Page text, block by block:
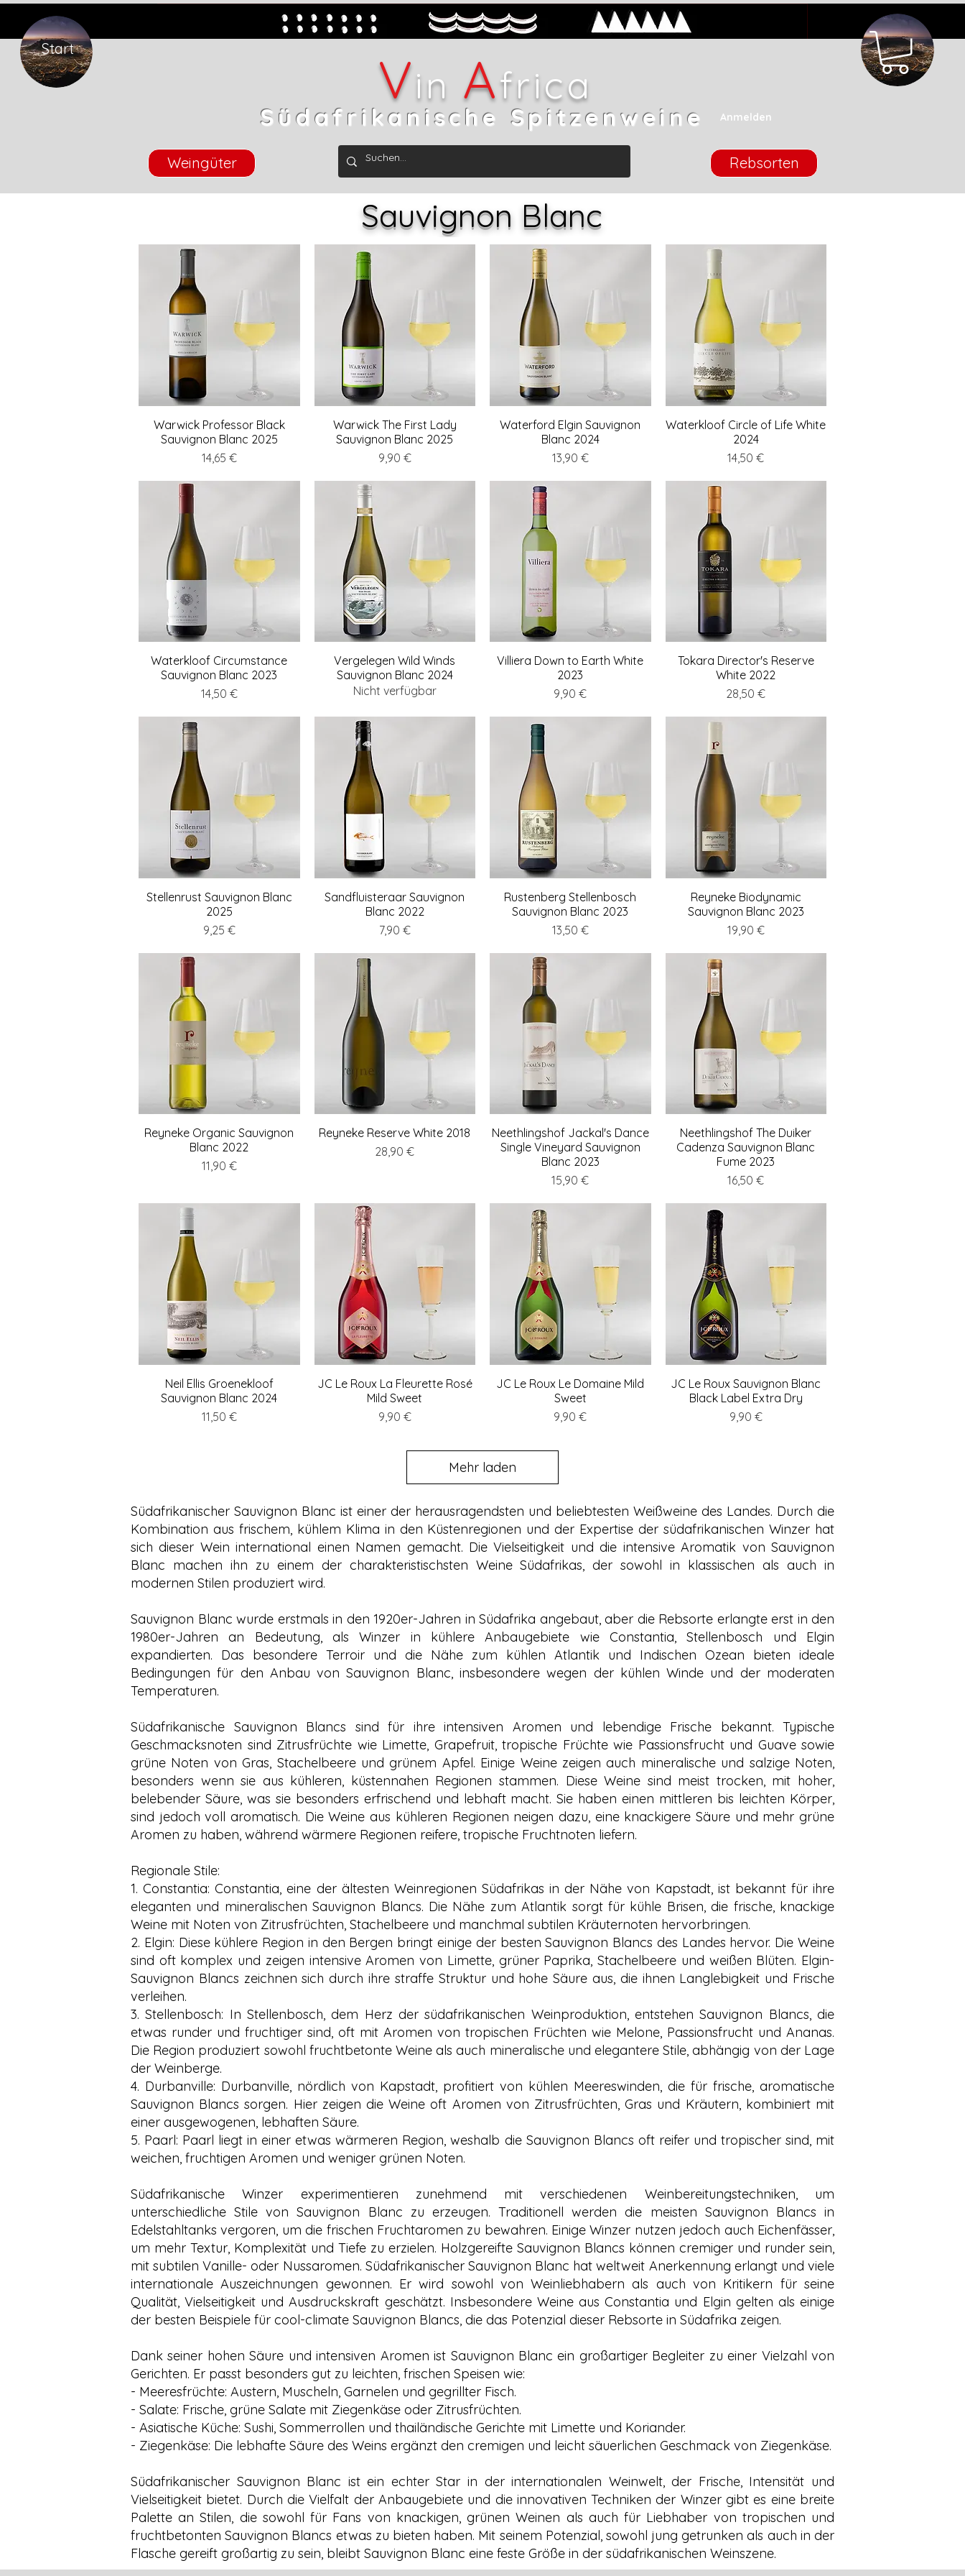
Start
Weingüter
Vin Africa
Südafrikanische Spitzenweine Anmelden
Rebsorten
Sauvignon Blanc
Schnellansicht
Warwick Professor Black
Sauvignon Blanc 2025
Preis
14,65 €
Schnellansicht
Warwick The First Lady
Sauvignon Blanc 2025
Preis
9,90 €
Schnellansicht
Waterford Elgin Sauvignon
Blanc 2024
Preis
13,90 €
Schnellansicht
Waterkloof Circle of Life White
2024
Preis
14,50 €
Schnellansicht
Waterkloof Circumstance
Sauvignon Blanc 2023
Preis
14,50 €
Schnellansicht
Vergelegen Wild Winds
Sauvignon Blanc 2024
Nicht verfügbar
Schnellansicht
Villiera Down to Earth White
2023
Preis
9,90 €
Schnellansicht
Tokara Director's Reserve
White 2022
Preis
28,50 €
Schnellansicht
Stellenrust Sauvignon Blanc
2025
Preis
9,25 €
Schnellansicht
Sandfluisteraar Sauvignon
Blanc 2022
Preis
7,90 €
Schnellansicht
Rustenberg Stellenbosch
Sauvignon Blanc 2023
Preis
13,50 €
Schnellansicht
Reyneke Biodynamic
Sauvignon Blanc 2023
Preis
19,90 €
Schnellansicht
Reyneke Organic Sauvignon
Blanc 2022
Preis
11,90 €
Schnellansicht
Reyneke Reserve White 2018
Preis
28,90 €
Schnellansicht
Neethlingshof Jackal's Dance
Single Vineyard Sauvignon
Blanc 2023
Preis
15,90 €
Schnellansicht
Neethlingshof The Duiker
Cadenza Sauvignon Blanc
Fume 2023
Preis
16,50 €
Schnellansicht
Neil Ellis Groenekloof
Sauvignon Blanc 2024
Preis
11,50 €
Schnellansicht
JC Le Roux La Fleurette Rosé
Mild Sweet
Preis
9,90 €
Schnellansicht
JC Le Roux Le Domaine Mild
Sweet
Preis
9,90 €
Schnellansicht
JC Le Roux Sauvignon Blanc
Black Label Extra Dry
Preis
9,90 €
Mehr laden
Südafrikanischer Sauvignon Blanc ist einer der herausragendsten und beliebtesten Weißweine des Landes. Durch die
Kombination aus frischem, kühlem Klima in den Küstenregionen und der Expertise der südafrikanischen Winzer hat
sich dieser Wein international einen Namen gemacht. Die Vielseitigkeit und die intensive Aromatik von Sauvignon
Blanc machen ihn zu einem der charakteristischsten Weine Südafrikas, der sowohl in klassischen als auch in
modernen Stilen produziert wird.
Sauvignon Blanc wurde erstmals in den 1920er-Jahren in Südafrika angebaut, aber die Rebsorte erlangte erst in den
1980er-Jahren an Bedeutung, als Winzer in kühlere Anbaugebiete wie Constantia, Stellenbosch und Elgin
expandierten. Das besondere Terroir und die Nähe zum kühlen Atlantik und Indischen Ozean bieten ideale
Bedingungen für den Anbau von Sauvignon Blanc, insbesondere wegen der kühlen Winde und der moderaten
Temperaturen.
Südafrikanische Sauvignon Blancs sind für ihre intensiven Aromen und lebendige Frische bekannt. Typische
Geschmacksnoten sind Zitrusfrüchte wie Limette, Grapefruit, tropische Früchte wie Passionsfrucht und Guave sowie
grüne Noten von Gras, Stachelbeere und grünem Apfel. Einige Weine zeigen auch mineralische und salzige Noten,
besonders wenn sie aus kühleren, küstennahen Regionen stammen. Diese Weine sind meist trocken, mit hoher,
belebender Säure, was sie besonders erfrischend und lebhaft macht. Sie haben einen mittleren bis leichten Körper,
sind jedoch voll aromatisch. Die Weine aus kühleren Regionen neigen dazu, eine knackigere Säure und mehr grüne
Aromen zu haben, während wärmere Regionen reifere, tropische Fruchtnoten liefern.
Regionale Stile:
1. Constantia: Constantia, eine der ältesten Weinregionen Südafrikas in der Nähe von Kapstadt, ist bekannt für ihre
eleganten und mineralischen Sauvignon Blancs. Die Nähe zum Atlantik sorgt für kühle Brisen, die frische, knackige
Weine mit Noten von Zitrusfrüchten, Stachelbeere und manchmal subtilen Kräuternoten hervorbringen.
2. Elgin: Diese kühlere Region in den Bergen bringt einige der besten Sauvignon Blancs des Landes hervor. Die Weine
sind oft komplex und zeigen intensive Aromen von Limette, grüner Paprika, Stachelbeere und weißen Blüten. Elgin-
Sauvignon Blancs zeichnen sich durch ihre straffe Struktur und hohe Säure aus, die ihnen Langlebigkeit und Frische
verleihen.
3. Stellenbosch: In Stellenbosch, dem Herz der südafrikanischen Weinproduktion, entstehen Sauvignon Blancs, die
etwas runder und fruchtiger sind, oft mit Aromen von tropischen Früchten wie Melone, Passionsfrucht und Ananas.
Die Region produziert sowohl fruchtbetonte Weine als auch mineralische und elegantere Stile, abhängig von der Lage
der Weinberge.
4. Durbanville: Durbanville, nördlich von Kapstadt, profitiert von kühlen Meereswinden, die für frische, aromatische
Sauvignon Blancs sorgen. Hier zeigen die Weine oft Aromen von Zitrusfrüchten, Gras und Kräutern, kombiniert mit
einer ausgewogenen, lebhaften Säure.
5. Paarl: Paarl liegt in einer etwas wärmeren Region, weshalb die Sauvignon Blancs oft reifer und tropischer sind, mit
weichen, fruchtigen Aromen und weniger grünen Noten.
Südafrikanische Winzer experimentieren zunehmend mit verschiedenen Weinbereitungstechniken, um
unterschiedliche Stile von Sauvignon Blanc zu erzeugen. Traditionell werden die meisten Sauvignon Blancs in
Edelstahltanks vergoren, um die frischen Fruchtaromen zu bewahren. Einige Winzer nutzen jedoch auch Eichenfässer,
um mehr Textur, Komplexität und Tiefe zu erzielen. Holzgereifte Sauvignon Blancs können cremiger und runder sein,
mit subtilen Vanille- oder Nussaromen. Südafrikanischer Sauvignon Blanc hat weltweit Anerkennung erlangt und viele
internationale Auszeichnungen gewonnen. Er wird sowohl von Weinliebhabern als auch von Kritikern für seine
Qualität, Vielseitigkeit und Ausdruckskraft geschätzt. Insbesondere Weine aus Constantia und Elgin gelten als einige
der besten Beispiele für cool-climate Sauvignon Blancs, die das Potenzial dieser Rebsorte in Südafrika zeigen.
Dank seiner hohen Säure und intensiven Aromen ist Sauvignon Blanc ein großartiger Begleiter zu einer Vielzahl von
Gerichten. Er passt besonders gut zu leichten, frischen Speisen wie:
- Meeresfrüchte: Austern, Muscheln, Garnelen und gegrillter Fisch.
- Salate: Frische, grüne Salate mit Ziegenkäse oder Zitrusfrüchten.
- Asiatische Küche: Sushi, Sommerrollen und thailändische Gerichte mit Limette und Koriander.
- Ziegenkäse: Die lebhafte Säure des Weins ergänzt den cremigen und leicht säuerlichen Geschmack von Ziegenkäse.
Südafrikanischer Sauvignon Blanc ist ein echter Star in der internationalen Weinwelt, der Frische, Intensität und
Vielseitigkeit bietet. Durch die Vielfalt der Anbaugebiete und die innovativen Techniken der Winzer gibt es eine breite
Palette an Stilen, die sowohl für Fans von knackigen, grünen Weinen als auch für Liebhaber von tropischen und
fruchtbetonten Sauvignon Blancs etwas zu bieten haben. Mit seinem Potenzial, sowohl jung getrunken als auch in der
Flasche gereift großartig zu sein, bleibt Sauvignon Blanc eine feste Größe in der südafrikanischen Weinszene.